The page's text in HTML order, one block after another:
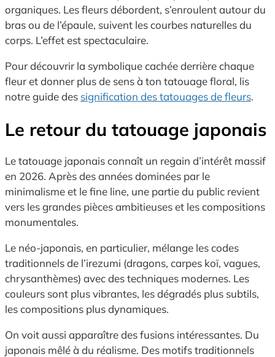
organiques. Les fleurs débordent, s’enroulent autour du
bras ou de l’épaule, suivent les courbes naturelles du
corps. L’effet est spectaculaire.
Pour découvrir la symbolique cachée derrière chaque
fleur et donner plus de sens à ton tatouage floral, lis
notre guide des signification des tatouages de fleurs.
Le retour du tatouage japonais
Le tatouage japonais connaît un regain d’intérêt massif
en 2026. Après des années dominées par le
minimalisme et le fine line, une partie du public revient
vers les grandes pièces ambitieuses et les compositions
monumentales.
Le néo-japonais, en particulier, mélange les codes
traditionnels de l’irezumi (dragons, carpes koï, vagues,
chrysanthèmes) avec des techniques modernes. Les
couleurs sont plus vibrantes, les dégradés plus subtils,
les compositions plus dynamiques.
On voit aussi apparaître des fusions intéressantes. Du
japonais mêlé à du réalisme. Des motifs traditionnels